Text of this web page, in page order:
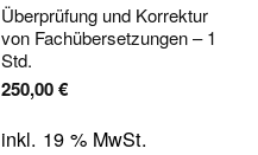
Überprüfung und Korrektur
von Fachübersetzungen – 1
Std.
250,00€
inkl. 19 % MwSt.